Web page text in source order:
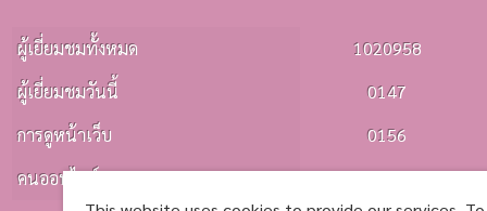
ผู้เยี่ยมชมทั้งหมด
1020958
ผู้เยี่ยมชมวันนี้
0147
การดูหน้าเว็บ
0156
คนออนไลน์
0001